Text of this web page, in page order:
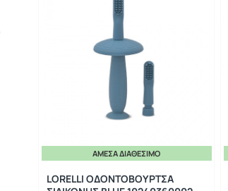
ΆΜΕΣΑ ΔΙΑΘΈΣΙΜΟ
LORELLI ΟΔΟΝΤΟΒΟΥΡΤΣΑ